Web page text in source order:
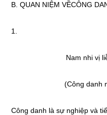
B. QUAN NIỆM VỀCÔNG
1.
Nam nhi vị
(Công danh
Công danh là sự nghiệp và